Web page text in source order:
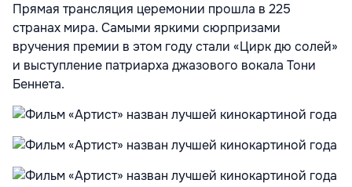
Прямая трансляция церемонии прошла в 225
странах мира. Самыми яркими сюрпризами
вручения премии в этом году стали «Цирк дю солей»
и выступление патриарха джазового вокала Тони
Беннета.